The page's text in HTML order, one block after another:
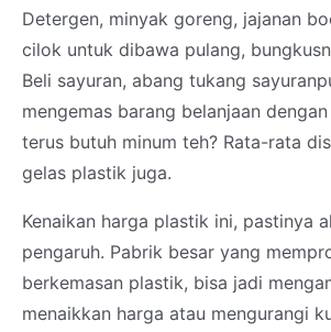
Detergen, minyak goreng, jajanan
cilok untuk dibawa pulang,
Beli sayuran, abang tukang
mengemas barang belanjaan
terus butuh minum teh? Rata-rata
gelas plastik juga.
Kenaikan harga plastik ini, pastinya
pengaruh. Pabrik besar yang
berkemasan plastik, bisa jadi
menaikkan harga atau mengurangi